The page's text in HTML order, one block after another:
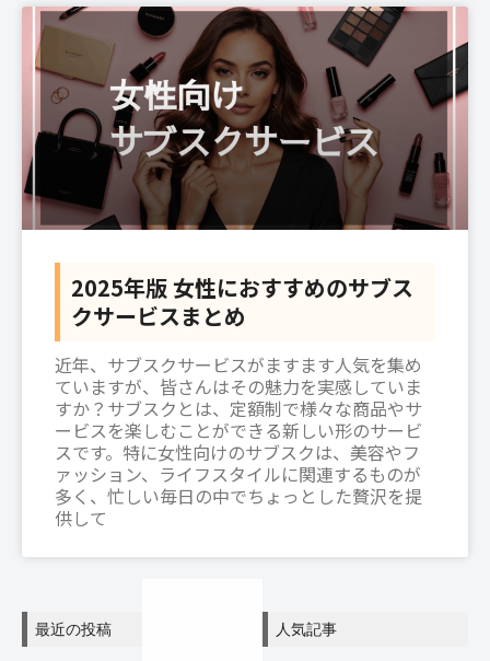
2025年版 女性におすすめのサブス
クサービスまとめ
近年、サブスクサービスがますます人気を集め
ていますが、皆さんはその魅力を実感していま
すか？サブスクとは、定額制で様々な商品やサ
ービスを楽しむことができる新しい形のサービ
スです。特に女性向けのサブスクは、美容やフ
ァッション、ライフスタイルに関連するものが
多く、忙しい毎日の中でちょっとした贅沢を提
供して
最近の投稿 人気記事